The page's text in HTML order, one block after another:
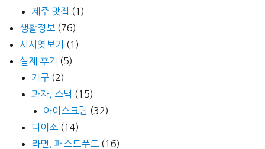
제주 맛집 (1)
생활정보 (76)
시사엿보기
(1)
실제 후기
(5)
가구 (2)
과자, 스낵 (15)
아이스크림 (32)
다이소 (14)
라면, 패스트푸드 (16)